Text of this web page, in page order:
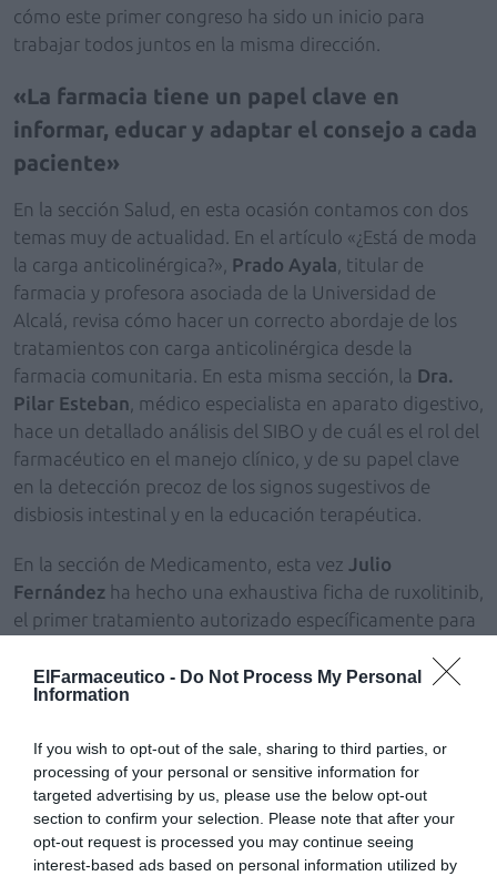
ElFarmaceutico - Do Not Process My Personal
Information
If you wish to opt-out of the sale, sharing to third parties, or
processing of your personal or sensitive information for
targeted advertising by us, please use the below opt-out
section to confirm your selection. Please note that after your
opt-out request is processed you may continue seeing
interest-based ads based on personal information utilized by
cómo este primer congreso ha sido un inicio para
trabajar todos juntos en la misma dirección.
La farmacia tiene un papel clave en
informar, educar y adaptar el consejo a cada
paciente
En la sección Salud, en esta ocasión contamos con dos
temas muy de actualidad. En el artículo «¿Está de moda
la carga anticolinérgica?», Prado Ayala , titular de
farmacia y profesora asociada de la Universidad de
Alcalá, revisa cómo hacer un correcto abordaje de los
tratamientos con carga anticolinérgica desde la
farmacia comunitaria. En esta misma sección, la Dra.
Pilar Esteban , médico especialista en aparato digestivo,
hace un detallado análisis del SIBO y de cuál es el rol del
farmacéutico en el manejo clínico, y de su papel clave
en la detección precoz de los signos sugestivos de
disbiosis intestinal y en la educación terapéutica.
En la sección de Medicamento, esta vez Julio
Fernández ha hecho una exhaustiva ficha de ruxolitinib,
el primer tratamiento autorizado específicamente para
que afecta a un 3 % de la población.
delictivas más frecuentes en las farmacias y cómo
prevenirlos, ya que cada vez hay estrategias más
desarrolladas para obtener de manera ilícita los
medicamentos. Por su parte,Curro Jordanodetalla
cómo atender a clientes que buscan una experiencia de